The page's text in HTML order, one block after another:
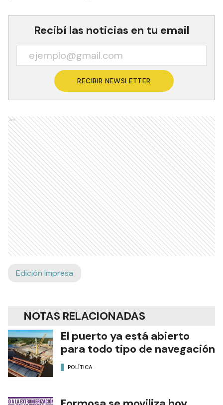
Recibí las noticias en tu email
RECIBIR NEWSLETTER
Ads
Edición Impresa
NOTAS RELACIONADAS
El puerto ya está abierto
para todo tipo de navegación
POLÍTICA